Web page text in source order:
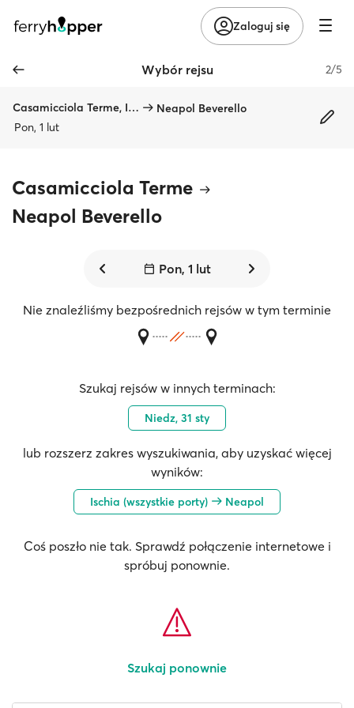
Zaloguj się
Wybór rejsu 2/5
Casamicciola Terme, Ischia
Neapol Beverello
Pon, 1 lut
Casamicciola Terme
Neapol Beverello
Pon, 1 lut
Nie znaleźliśmy bezpośrednich rejsów w tym terminie
Szukaj rejsów w innych terminach:
Niedz, 31 sty
lub rozszerz zakres wyszukiwania, aby uzyskać więcej
wyników:
Ischia (wszystkie porty) Neapol
Coś poszło nie tak. Sprawdź połączenie internetowe i
spróbuj ponownie.
Szukaj ponownie